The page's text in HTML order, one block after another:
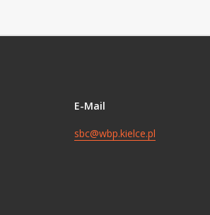
E-Mail
sbc@wbp.kielce.pl